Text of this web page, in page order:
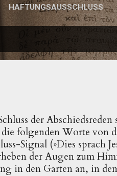
HAFTUNGSAUSSCHLUSS
der Abschiedsreden
folgenden Worte von
Signal (»Dies sprach
der Augen zum
in den Garten an, in